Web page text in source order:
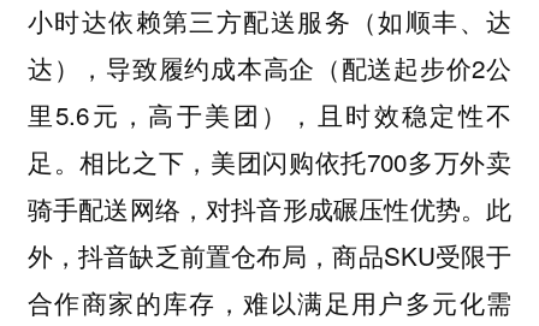
小时达依赖第三方配送服务（如顺丰、达
达），导致履约成本高企（配送起步价2公
里5.6元，高于美团），且时效稳定性不
足。相比之下，美团闪购依托700多万外卖
骑手配送网络，对抖音形成碾压性优势。此
外，抖音缺乏前置仓布局，商品SKU受限于
合作商家的库存，难以满足用户多元化需